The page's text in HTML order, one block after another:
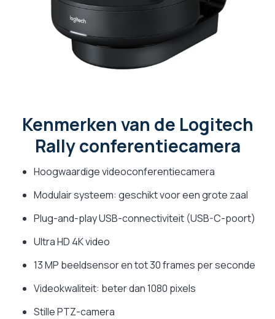
Kenmerken van de Logitech
Rally conferentiecamera
Hoogwaardige videoconferentiecamera
Modulair systeem: geschikt voor een grote zaal
Plug-and-play USB-connectiviteit (USB-C-poort)
Ultra HD 4K video
13 MP beeldsensor en tot 30 frames per seconde
Videokwaliteit: beter dan 1080 pixels
Stille PTZ-camera